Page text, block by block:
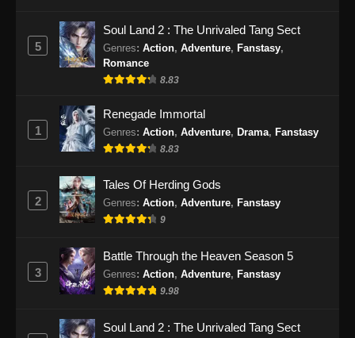
Supreme Sword God Episode 52 Subtitle
Eps 52 - Supreme Sword God Episode 52
Subtitle Indonesia - September 22, 2024
Supreme Sword God Episode 53 Subtitle
Indonesia
Eps 53 - Supreme Sword God Episode 53
Supreme Sword God Episode 54 Subtitle
Indonesia
Subtitle Indonesia - September 29, 2024
5
Soul Land 2 : The Unrivaled Tang Sect
Genres: Action, Adventure, Fanstasy,
Romance
8.83
1
Renegade Immortal
Genres: Action, Adventure, Drama, Fanstasy
8.83
2
Tales Of Herding Gods
Genres: Action, Adventure, Fanstasy
9
3
Battle Through the Heaven Season 5
Genres: Action, Adventure, Fanstasy
9.98
Soul Land 2 : The Unrivaled Tang Sect